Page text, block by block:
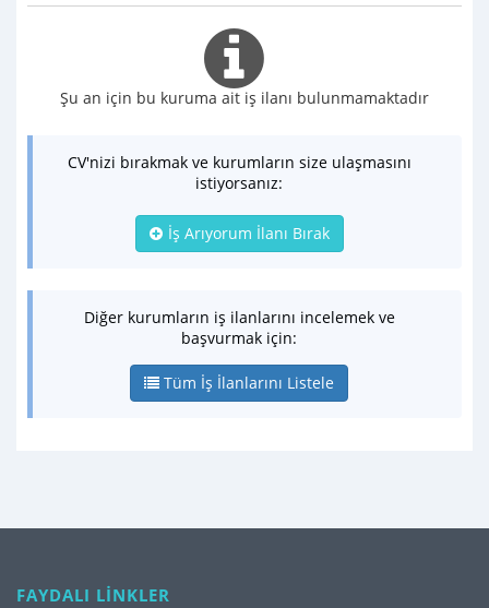
Şu an için bu kuruma ait iş ilanı bulunmamaktadır
CV'nizi bırakmak ve kurumların size ulaşmasını
istiyorsanız:
İş Arıyorum İlanı Bırak
Diğer kurumların iş ilanlarını incelemek ve
başvurmak için:
Tüm İş İlanlarını Listele
FAYDALI LİNKLER